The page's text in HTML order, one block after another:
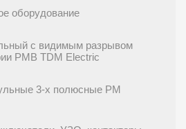
оборудование
с видимым разрывом
РМВ TDM Electric
3-х полюсные РМ